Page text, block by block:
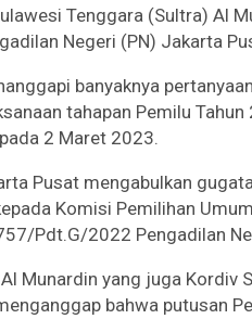
Tenggara (Sultra) Al
Negeri (PN) Jakarta
banyaknya
tahapan Pemilu
2 Maret 2023.
Pusat mengabulkan
Komisi Pemilihan
Pdt.G/2022 Pengadilan
Munardin yang juga Kordiv
bahwa putusan